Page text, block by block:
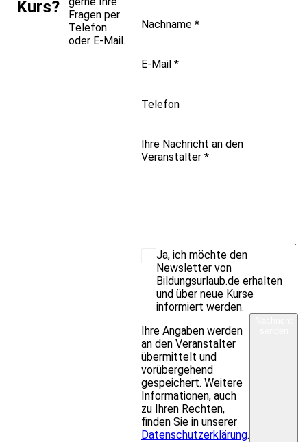
Kurs?
Fragen per
Telefon
oder E-Mail.
Nachname *
E-Mail *
Telefon
Ihre Nachricht an den
Veranstalter *
Ja, ich möchte den
Newsletter von
Bildungsurlaub.de erhalten
und über neue Kurse
informiert werden.
Ihre Angaben werden
an den Veranstalter
übermittelt und
vorübergehend
gespeichert. Weitere
Informationen, auch
zu Ihren Rechten,
finden Sie in unserer
Datenschutzerklärung.